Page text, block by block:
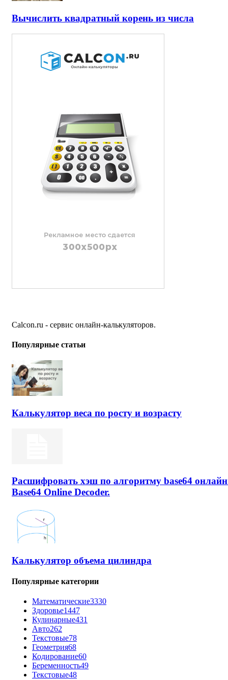
Вычислить квадратный корень из числа
Calcon.ru - сервис онлайн-калькуляторов.
Популярные статьи
Калькулятор веса по росту и возрасту
Расшифровать хэш по алгоритму base64
Base64 Online Decoder.
Калькулятор объема цилиндра
Популярные категории
Математические3330
Здоровье1447
Кулинарные431
Авто262
Текстовые78
Геометрия68
Кодирование60
Беременность49
Текстовые48